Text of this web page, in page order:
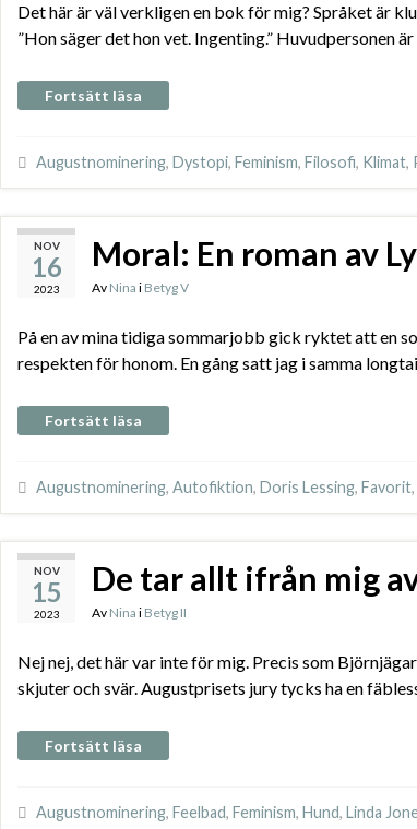
Det här är väl verkligen en bok för mig? Språket är
”Hon säger det hon vet. Ingenting.” Huvudpersonen
Fortsätt läsa
Augustnominering, Dystopi, Feminism, Filosofi, Klimat,
NOV
16
2023
Moral: En roman av
Av Nina i Betyg V
På en av mina tidiga sommarjobb gick ryktet att en
respekten för honom. En gång satt jag i samma
Fortsätt läsa
Augustnominering, Autofiktion, Doris Lessing, Favorit,
NOV
15
2023
De tar allt ifrån mig
Av Nina i Betyg II
Nej nej, det här var inte för mig. Precis som
skjuter och svär. Augustprisets jury tycks ha en
Fortsätt läsa
Augustnominering, Feelbad, Feminism, Hund, Linda